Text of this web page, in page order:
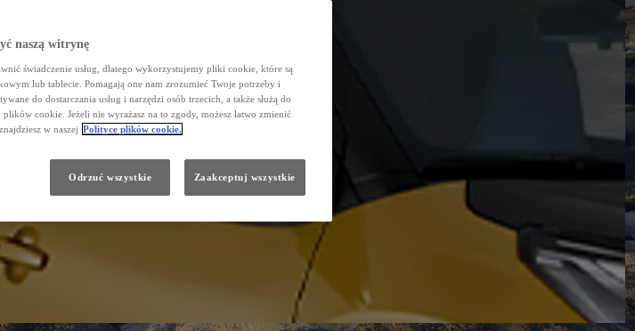
naszą witrynę
świadczenie usług, dlatego wykorzystujemy pliki cookie, które są
lub tablecie. Pomagają one nam zrozumieć Twoje potrzeby i
do dostarczania usług i narzędzi osób trzecich, a także służą do
cookie. Jeżeli nie wyrażasz na to zgody, możesz łatwo zmienić
w naszej Polityce plików cookie.
Odrzuć wszystkie Zaakceptuj wszystkie